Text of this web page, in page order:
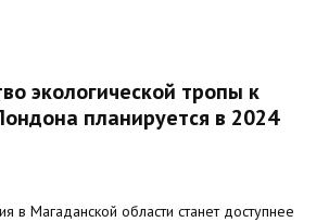
экологической тропы к
планируется в 2024
в Магаданской области станет доступнее